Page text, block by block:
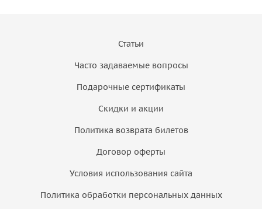
Статьи
Часто задаваемые вопросы
Подарочные сертификаты
Скидки и акции
Политика возврата билетов
Договор оферты
Условия использования сайта
Политика обработки персональных данных